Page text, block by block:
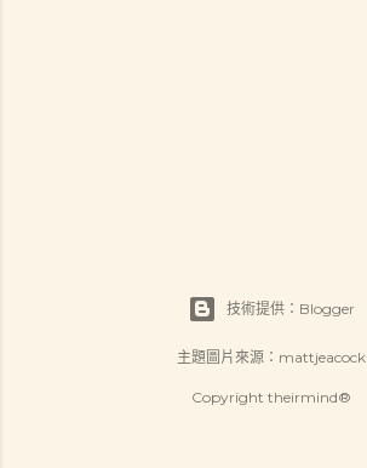
技術提供：Blogger
主題圖片來源： mattjeacock
Copyright theirmind®